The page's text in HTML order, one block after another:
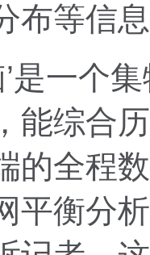
布等信
一个集
能综合
的全程
平衡分